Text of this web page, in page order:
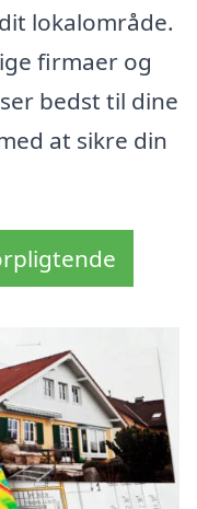
lokalområde.
firmaer og
bedst til dine
at sikre din